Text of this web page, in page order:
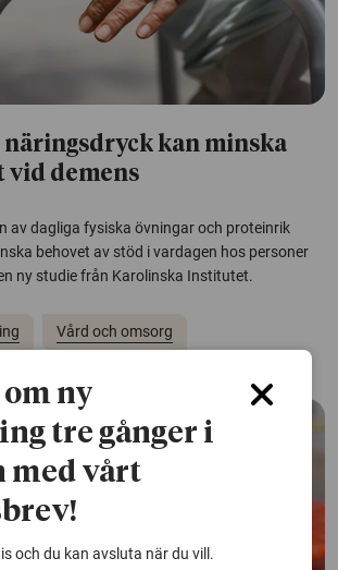
kan minska
vid demens
av dagliga fysiska övningar och proteinrik
behovet av stöd i vardagen hos personer
ny studie från Karolinska Institutet.
Vård och omsorg
om ny
tre gånger i
med vårt
och du kan avsluta när du vill.